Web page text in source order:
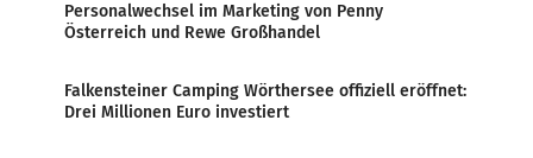
Personalwechsel im Marketing von Penny
Österreich und Rewe Großhandel
Falkensteiner Camping Wörthersee offiziell eröffnet:
Drei Millionen Euro investiert